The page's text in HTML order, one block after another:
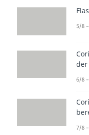
5/8
der
6/8
7/8